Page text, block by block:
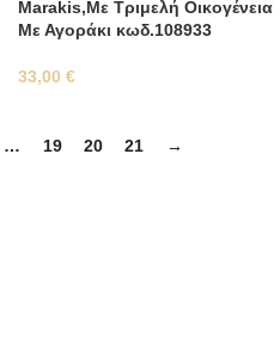
Marakis,Με Τριμελή Οικογένεια
Με Αγοράκι κωδ.108933
33,00 €
… 19 20 21 →